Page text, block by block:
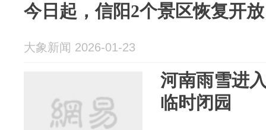
今日起，信阳2个景区恢复开放
大象新闻 2026-01-23
河南雨雪进
临时闭园